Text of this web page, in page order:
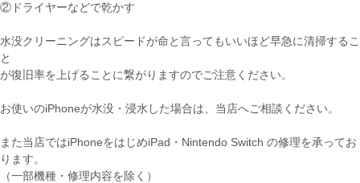
②ドライヤーなどで乾かす
水没クリーニングはスピードが命と言ってもいいほど早急に清掃するこ
と
が復旧率を上げることに繋がりますのでご注意ください。
お使いのiPhoneが水没・浸水した場合は、当店へご相談ください。
また当店ではiPhoneをはじめiPad・Nintendo Switch の修理を承ってお
ります。
（一部機種・修理内容を除く）